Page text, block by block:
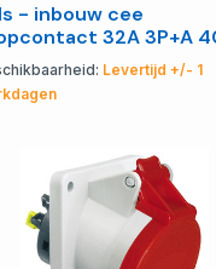
- inbouw cee
32A 3P+A
connect -
Levertijd +/- 1